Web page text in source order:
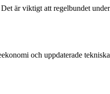
är viktigt att regelbundet
och uppdaterade